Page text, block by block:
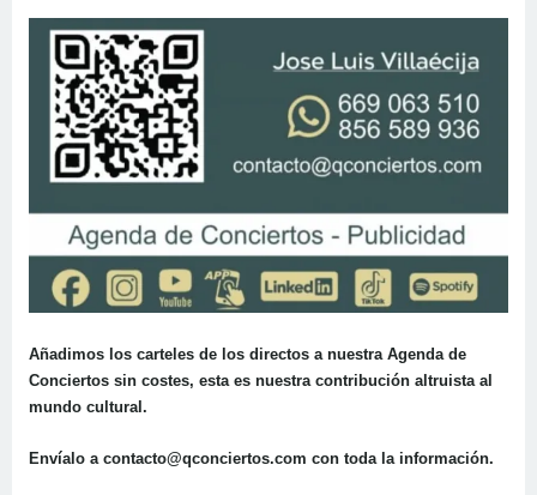
Añadimos los carteles de los directos a nuestra Agenda de
Conciertos sin costes, esta es nuestra contribución altruista al
mundo cultural.
Envíalo a contacto@qconciertos.com con toda la información.